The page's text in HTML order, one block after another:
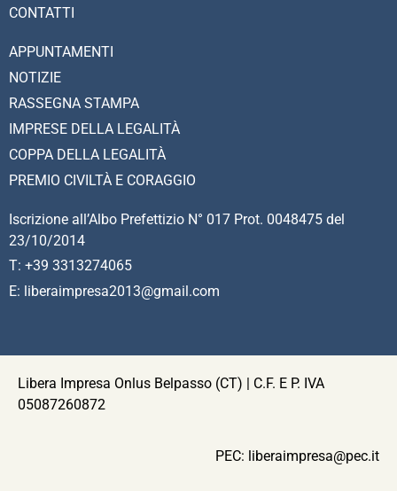
CONTATTI
APPUNTAMENTI
NOTIZIE
RASSEGNA STAMPA
IMPRESE DELLA LEGALITÀ
COPPA DELLA LEGALITÀ
PREMIO CIVILTÀ E CORAGGIO
Iscrizione all’Albo Prefettizio N° 017 Prot. 0048475 del
23/10/2014
T: +39 3313274065
E: liberaimpresa2013@gmail.com
Libera Impresa Onlus Belpasso (CT) | C.F. E P. IVA
05087260872
PEC: liberaimpresa@pec.it